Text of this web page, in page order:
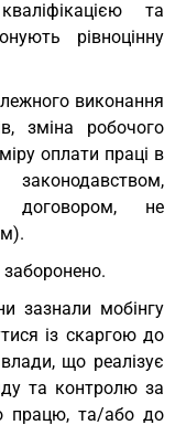
та
рівноцінну
виконання
зміна робочого
оплати праці в
договором, не
зазнали мобінгу
із скаргою до
що реалізує
та контролю за
працю, та/або до